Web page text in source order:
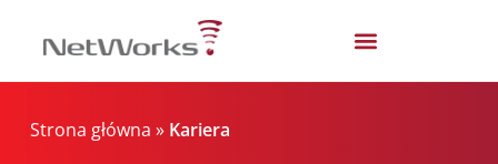
Strona główna » Kariera